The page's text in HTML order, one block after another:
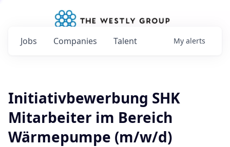
Jobs Companies Talent My alerts
Initiativbewerbung SHK
Mitarbeiter im Bereich
Wärmepumpe (m/w/d)